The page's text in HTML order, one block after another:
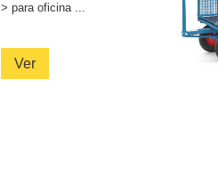
> para oficina ...
Ver